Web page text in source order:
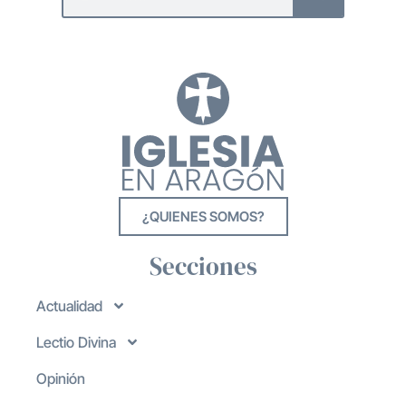
¿QUIENES SOMOS?
Secciones
Actualidad
Lectio Divina
Opinión